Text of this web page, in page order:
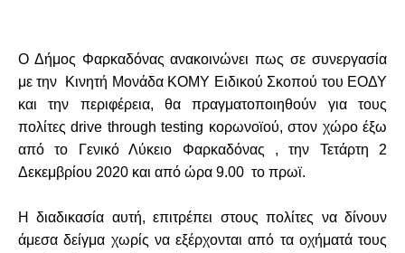
Ο Δήμος Φαρκαδόνας ανακοινώνει πως σε συνεργασία
με την Κινητή Μονάδα ΚΟΜΥ Ειδικού Σκοπού του ΕΟΔΥ
και την περιφέρεια, θα πραγματοποιηθούν για τους
πολίτες drive through testing κορωνοϊού, στον χώρο έξω
από το Γενικό Λύκειο Φαρκαδόνας , την Τετάρτη 2
Δεκεμβρίου 2020 και από ώρα 9.00 το πρωϊ.
Η διαδικασία αυτή, επιτρέπει στους πολίτες να δίνουν
άμεσα δείγμα χωρίς να εξέρχονται από τα οχήματά τους